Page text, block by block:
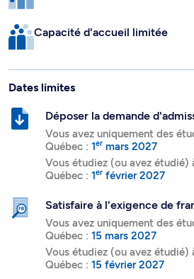
Capacité d'accueil limitée
Dates limites
Déposer la demande
Vous avez uniquement des
Québec : 1er mars 2027
Vous étudiez (ou avez étudié)
Québec : 1er février 2027
Satisfaire à l'exigence de
Vous avez uniquement des
Québec :
15 mars 2027
Vous étudiez (ou avez étudié)
Québec :
15 février 2027